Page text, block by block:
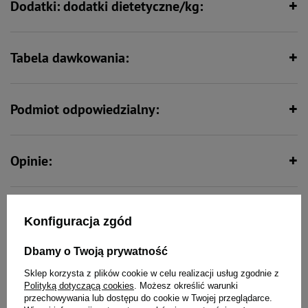
Dodatki: dodatki dietetyczne/kg:
Tabela dawkowania:
Podmiot odpowiedzialny:
Opinie:
To także ucieszy Twojego
pupila
Konfiguracja zgód
Dbamy o Twoją prywatność
Sklep korzysta z plików cookie w celu realizacji usług zgodnie z
Polityką dotyczącą cookies . Możesz określić warunki
przechowywania lub dostępu do cookie w Twojej przeglądarce.